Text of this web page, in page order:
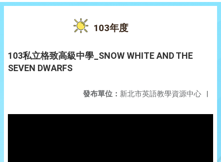
103年度
103私立格致高級中學_SNOW WHITE AND THE
SEVEN DWARFS
發布單位： 新北市英語教學資源中心 |